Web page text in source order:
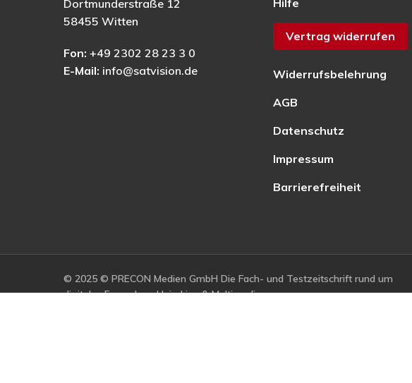
Dortmunderstraße 12
58455 Witten
Fon: +49 2302 28 23 3 0
E-Mail: info@satvision.de
Vertrag widerrufen
Widerrufsbelehrung
AGB
Datenschutz
Impressum
Barrierefreiheit
© 2025 © PRECON Medien GmbH Die Fach- und Testzeitschrift rund um
digitales Fernsehen, Heimkino & Multimedia.